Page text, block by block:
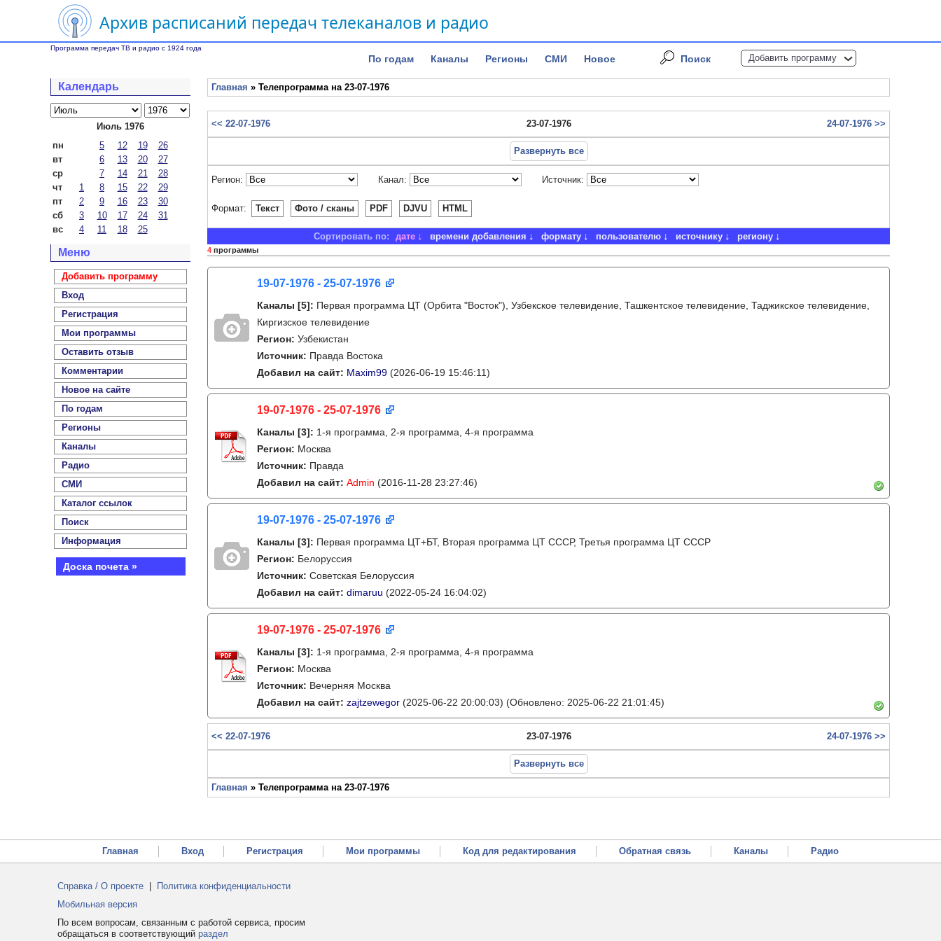
Архив расписаний передач телеканалов и радио
Программа передач ТВ и радио с 1924 года
По годам Каналы Регионы СМИ Новое Поиск Добавить программу
Календарь
Июль 1976
пн
5 12 19
26
вт
6 13 20
27
ср
7 14 21
28
чт
1 8 15 22
29
пт
2 9 16 23
30
сб
3 10 17 24
31
вс
4 11 18 25
Меню
Добавить программу
Вход
Регистрация
Мои программы
Оставить отзыв
Комментарии
Новое на сайте
По годам
Регионы
Каналы
Радио
СМИ
Каталог ссылок
Поиск
Информация
Доска почета »
Главная » Телепрограмма на 23-07-1976
<< 22-07-1976 23-07-1976 24-07-1976 >>
Развернуть все
Регион: Канал: Источник:
Формат: Текст Фото / сканы PDF DJVU HTML
Сортировать по: дате времени добавления формату пользователю источнику региону
4 программы
19-07-1976 - 25-07-1976
Каналы [5]: Первая программа ЦТ (Орбита "Восток"), Узбекское телевидение, Ташкентское телевидение, Таджикское телевидение,
Киргизское телевидение
Регион: Узбекистан
Источник: Правда Востока
Добавил на сайт: Maxim99 (2026-06-19 15:46:11)
19-07-1976 - 25-07-1976
Каналы [3]: 1-я программа, 2-я программа, 4-я программа
Регион: Москва
Источник: Правда
Добавил на сайт: Admin (2016-11-28 23:27:46)
19-07-1976 - 25-07-1976
Каналы [3]: Первая программа ЦТ+БТ, Вторая программа ЦТ ССCР, Третья программа ЦТ ССCР
Регион: Белоруссия
Источник: Советская Белоруссия
Добавил на сайт: dimaruu (2022-05-24 16:04:02)
19-07-1976 - 25-07-1976
Каналы [3]: 1-я программа, 2-я программа, 4-я программа
Регион: Москва
Источник: Вечерняя Москва
Добавил на сайт: zajtzewegor (2025-06-22 20:00:03) (Обновлено: 2025-06-22 21:01:45)
<< 22-07-1976 23-07-1976 24-07-1976 >>
Развернуть все
Главная » Телепрограмма на 23-07-1976
Главная Вход Регистрация Мои программы Код для редактирования Обратная связь Каналы Радио
Справка / О проекте
Политика конфиденциальности
Мобильная версия
По всем вопросам, связанным с работой сервиса, просим
обращаться в соответствующий раздел